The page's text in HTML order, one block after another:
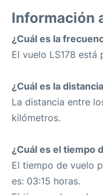
Información
¿Cuál es la
El vuelo LS178
¿Cuál es la
La distancia entre
kilómetros.
¿Cuál es el tiempo
El tiempo de vuelo
es: 03:15 horas.